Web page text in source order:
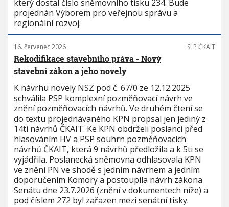
který dostal číslo sněmovního tisku 234. Bude
projednán Výborem pro veřejnou správu a
regionální rozvoj.
16. červenec 2026 SLP ČKAIT
Rekodifikace stavebního práva - Nový
stavební zákon a jeho novely
K návrhu novely NSZ pod č. 67/0 ze 12.12.2025
schválila PSP komplexní pozměňovací návrh ve
znění pozměňovacích návrhů. Ve druhém čtení se
do textu projednávaného KPN propsal jen jediný z
14ti návrhů ČKAIT. Ke KPN obdrželi poslanci před
hlasováním HV a PSP souhrn pozměňovacích
návrhů ČKAIT, která 9 návrhů předložila a k 5ti se
vyjádřila. Poslanecká sněmovna odhlasovala KPN
ve znění PN ve shodě s jedním návrhem a jedním
doporučením Komory a postoupila návrh zákona
Senátu dne 23.7.2026 (znění v dokumentech níže) a
pod číslem 272 byl zařazen mezi senátní tisky.